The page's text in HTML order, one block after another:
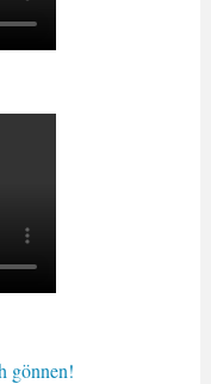
gönnen!